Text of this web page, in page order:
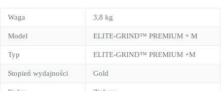
Waga 3,8 kg
Model ELITE-GRIND™ PREMIUM + M
Typ ELITE-GRIND™ PREMIUM +M
Stopień wydajności Gold